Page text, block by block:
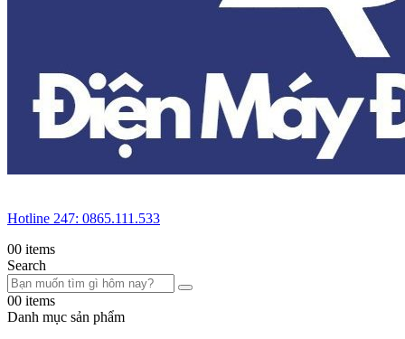
Hotline 247: 0865.111.533
00 items
Search
00 items
Danh mục sản phẩm